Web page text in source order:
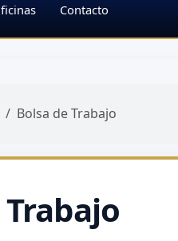
Contacto
Bolsa de Trabajo